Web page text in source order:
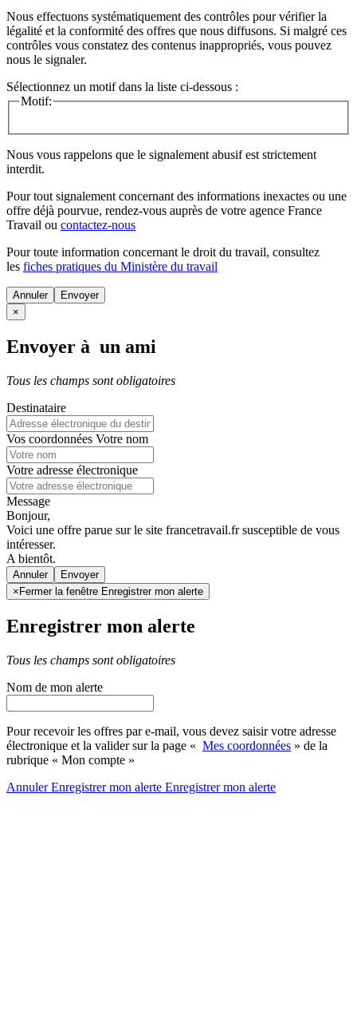
Nous effectuons systématiquement des contrôles pour vérifier la
légalité et la conformité des offres que nous diffusons. Si malgré ces
contrôles vous constatez des contenus inappropriés, vous pouvez
nous le signaler.
Sélectionnez un motif dans la liste ci-dessous :
Motif:
Nous vous rappelons que le signalement abusif est strictement
interdit.
Pour tout signalement concernant des informations inexactes ou une
offre déjà pourvue, rendez-vous auprès de votre agence France
Travail ou contactez-nous
Pour toute information concernant le droit du travail, consultez
les fiches pratiques du Ministère du travail
Annuler
×
Envoyer à un ami
Tous les champs sont obligatoires
Destinataire
Vos coordonnées Votre nom
Votre adresse électronique
Message
Bonjour,
Voici une offre parue sur le site francetravail.fr susceptible de vous
intéresser.
A bientôt.
Annuler
× Fermer la fenêtre Enregistrer mon alerte
Enregistrer mon alerte
Tous les champs sont obligatoires
Nom de mon alerte
Pour recevoir les offres par e-mail, vous devez saisir votre adresse
électronique et la valider sur la page « Mes coordonnées » de la
rubrique « Mon compte »
AnnulerEnregistrer mon alerte Enregistrermon alerte